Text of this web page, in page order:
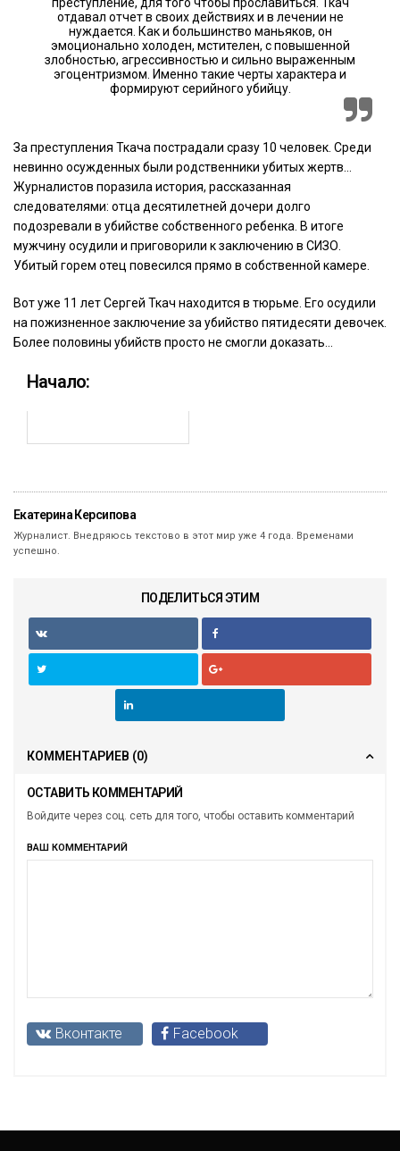
преступление, для того чтобы прославиться. Ткач
отдавал отчет в своих действиях и в лечении не
нуждается. Как и большинство маньяков, он
эмоционально холоден, мстителен, с повышенной
злобностью, агрессивностью и сильно выраженным
эгоцентризмом. Именно такие черты характера и
формируют серийного убийцу.
За преступления Ткача пострадали сразу 10 человек. Среди
невинно осужденных были родственники убитых жертв…
Журналистов поразила история, рассказанная
следователями: отца десятилетней дочери долго
подозревали в убийстве собственного ребенка. В итоге
мужчину осудили и приговорили к заключению в СИЗО.
Убитый горем отец повесился прямо в собственной камере.
Вот уже 11 лет Сергей Ткач находится в тюрьме. Его осудили
на пожизненное заключение за убийство пятидесяти девочек.
Более половины убийств просто не смогли доказать…
Начало:
Екатерина Керсипова
Журналист. Внедряюсь текстово в этот мир уже 4 года. Временами
успешно.
ПОДЕЛИТЬСЯ ЭТИМ
КОММЕНТАРИЕВ (0)
ОСТАВИТЬ КОММЕНТАРИЙ
Войдите через соц. сеть для того, чтобы оставить комментарий
ВАШ КОММЕНТАРИЙ
Вконтакте Facebook